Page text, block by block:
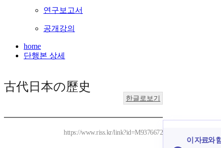
연구보고서
공개강의
home
단행본 상세
古代日本の歷史
한글로보기
https://www.riss.kr/link?id=M9376672
이 자료와